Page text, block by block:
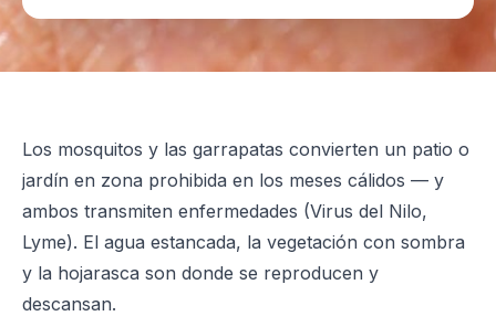
Los mosquitos y las garrapatas convierten un patio o
jardín en zona prohibida en los meses cálidos — y
ambos transmiten enfermedades (Virus del Nilo,
Lyme). El agua estancada, la vegetación con sombra
y la hojarasca son donde se reproducen y
descansan.